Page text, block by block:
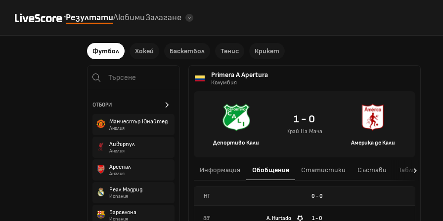
РезултатиЛюбимиЗалагане
Футбол Хокей Баскетбол Тенис Крикет
ОТБОРИ
Манчестър Юнайтед
Англия
Ливърпул
Англия
Арсенал
Англия
Реал Мадрид
Испания
Барселона
Испания
Primera A Apertura
Колумбия
Депортиво Кали
1 - 0
Край На Мача
Америка де Кали
Информация Обобщение Статистики Състави Таблица
HT 0 -0
88' A. Hurtado 1 - 0